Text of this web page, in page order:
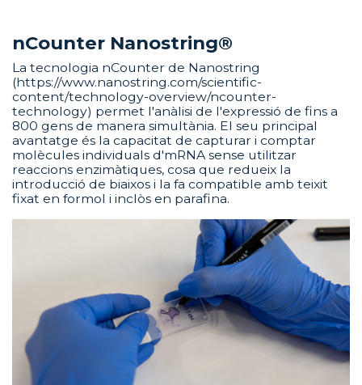
nCounter Nanostring®
La tecnologia nCounter de Nanostring
(https://www.nanostring.com/scientific-
content/technology-overview/ncounter-
technology) permet l'anàlisi de l'expressió de fins a
800 gens de manera simultània. El seu principal
avantatge és la capacitat de capturar i comptar
molècules individuals d'mRNA sense utilitzar
reaccions enzimàtiques, cosa que redueix la
introducció de biaixos i la fa compatible amb teixit
fixat en formol i inclòs en parafina.